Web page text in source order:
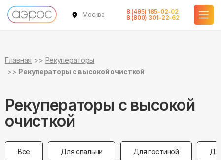
Москва
8 (495) 185-02-02
8 (800) 301-22-62
Главная
Рекуператоры
Рекуператоры с высокой очисткой
Рекуператоры с высокой
очисткой
Все Для спальни Для гостиной